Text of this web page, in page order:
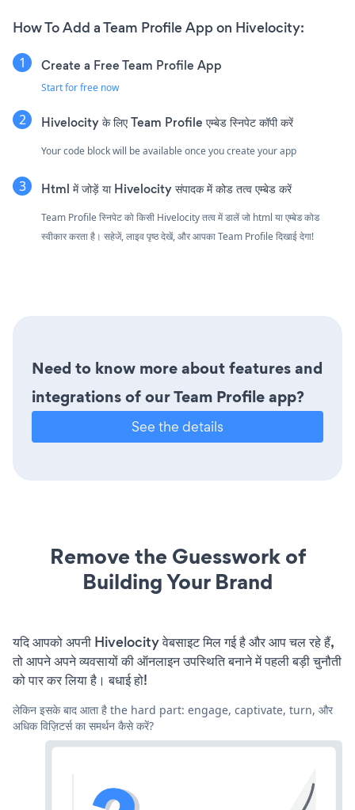
How To Add a Team Profile App on Hivelocity:
Create a Free Team Profile App
Start for free now
Hivelocity के लिए Team Profile एम्बेड स्निपेट कॉपी करें
Your code block will be available once you create your app
Html में जोड़ें या Hivelocity संपादक में कोड तत्व एम्बेड करें
Team Profile स्निपेट को किसी Hivelocity तत्व में डालें जो html या एम्बेड कोड
स्वीकार करता है। सहेजें, लाइव पृष्ठ देखें, और आपका Team Profile दिखाई देगा!
Need to know more about features and
integrations of our Team Profile app?
See the details
Remove the Guesswork of
Building Your Brand
यदि आपको अपनी Hivelocity वेबसाइट मिल गई है और आप चल रहे हैं,
तो आपने अपने व्यवसायों की ऑनलाइन उपस्थिति बनाने में पहली बड़ी चुनौती
को पार कर लिया है। बधाई हो!
लेकिन इसके बाद आता है the hard part: engage, captivate, turn, और
अधिक विज़िटर्स का समर्थन कैसे करें?